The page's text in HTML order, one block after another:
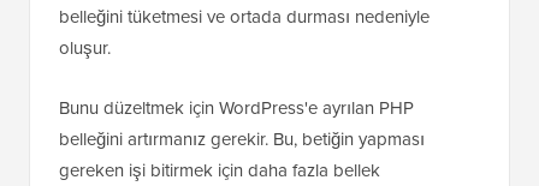
belleğini tüketmesi ve ortada durması nedeniyle
oluşur.
Bunu düzeltmek için WordPress'e ayrılan PHP
belleğini artırmanız gerekir. Bu, betiğin yapması
gereken işi bitirmek için daha fazla bellek